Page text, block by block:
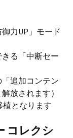
力UP」モード
る「中断セー
追加コンテン
放されます）
となります
コレクシ